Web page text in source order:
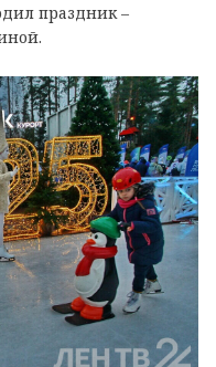
праздник –